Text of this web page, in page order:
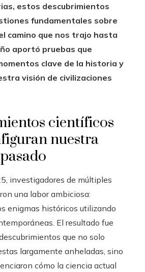
estos descubrimientos
fundamentales sobre
camino que nos trajo hasta
aportó pruebas que
clave de la historia y
visión de civilizaciones
científicos
nuestra
investigadores de múltiples
una labor ambiciosa:
enigmas históricos utilizando
El resultado fue
que no solo
largamente anheladas, sino
cómo la ciencia actual